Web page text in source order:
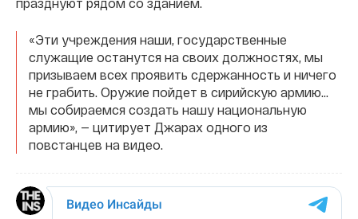
«Эти учреждения наши, государственные
служащие останутся на своих должностях, мы
призываем всех проявить сдержанность и ничего
не грабить. Оружие пойдет в сирийскую армию...
мы собираемся создать нашу национальную
армию», — цитирует Джарах одного из
повстанцев на видео.